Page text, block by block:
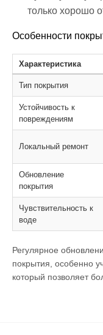
только хорошо
Особенности
Характеристика
Тип покрытия
Устойчивость к
повреждениям
Локальный ремонт
Обновление
покрытия
Чувствительность к
воде
Регулярное
покрытия, особенно
который позволяет